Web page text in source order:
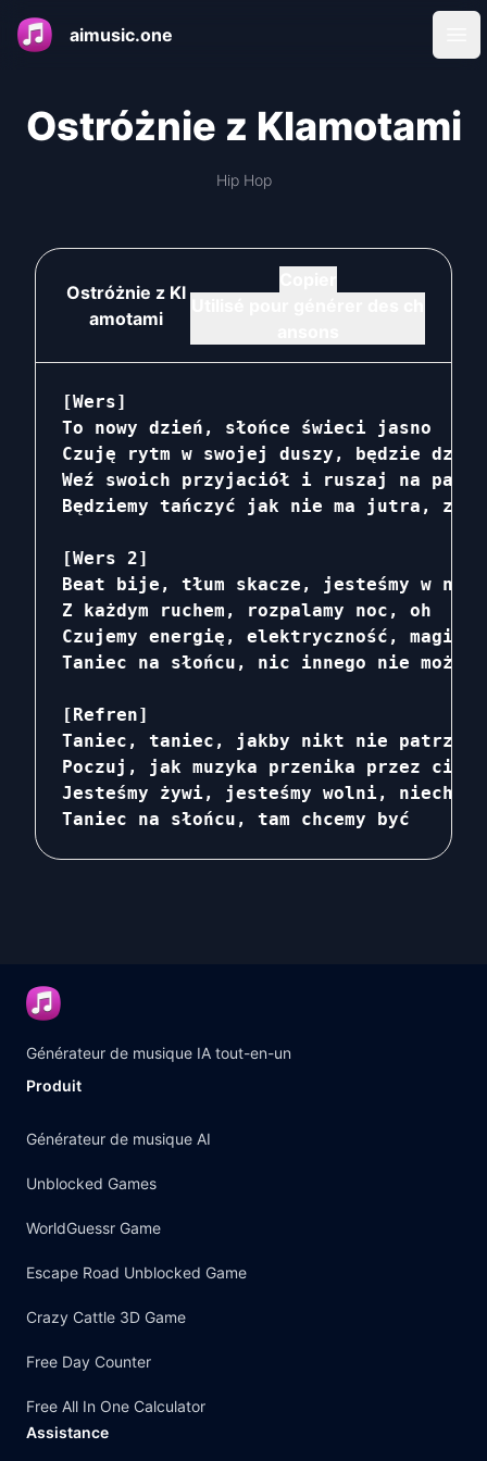
aimusic.one
Ostróżnie z Klamotami
Hip Hop
Ostróżnie z Kl
amotami
[Wers]
To nowy dzień, słońce świeci jasno
Czuję rytm w swojej duszy, będzie
Weź swoich przyjaciół i ruszaj na
Będziemy tańczyć jak nie ma jutra,
[Wers 2]
Beat bije, tłum skacze, jesteśmy w
Z każdym ruchem, rozpalamy noc, oh
Czujemy energię, elektryczność, magia
Taniec na słońcu, nic innego nie może
[Refren]
Taniec, taniec, jakby nikt nie patrzył,
Poczuj, jak muzyka przenika przez
Jesteśmy żywi, jesteśmy wolni, niech
Taniec na słońcu, tam chcemy być
Générateur de musique IA tout-en-un
Produit
Générateur de musique AI
Unblocked Games
WorldGuessr Game
Escape Road Unblocked Game
Crazy Cattle 3D Game
Free Day Counter
Free All In One Calculator
Assistance